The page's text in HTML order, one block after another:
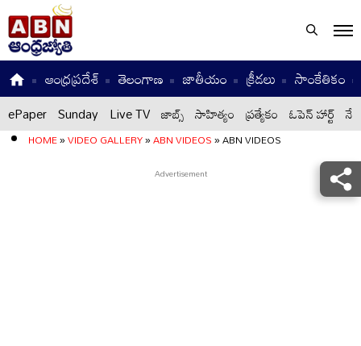
ఆంధ్రప్రదేశ్ తెలంగాణ జాతీయం క్రీడలు సాంకేతికం
ePaper Sunday Live TV జాబ్స్ సాహిత్యం ప్రత్యేకం ఓపెన్ హార్ట్
HOME»VIDEO GALLERY»ABN VIDEOS»ABN VIDEOS